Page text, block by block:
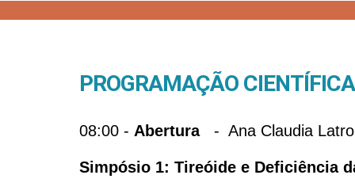
PROGRAMAÇÃO CIENTÍFICA
08:00 - Abertura- Ana Claudia
Simpósio 1: Tireóide e Deficiência